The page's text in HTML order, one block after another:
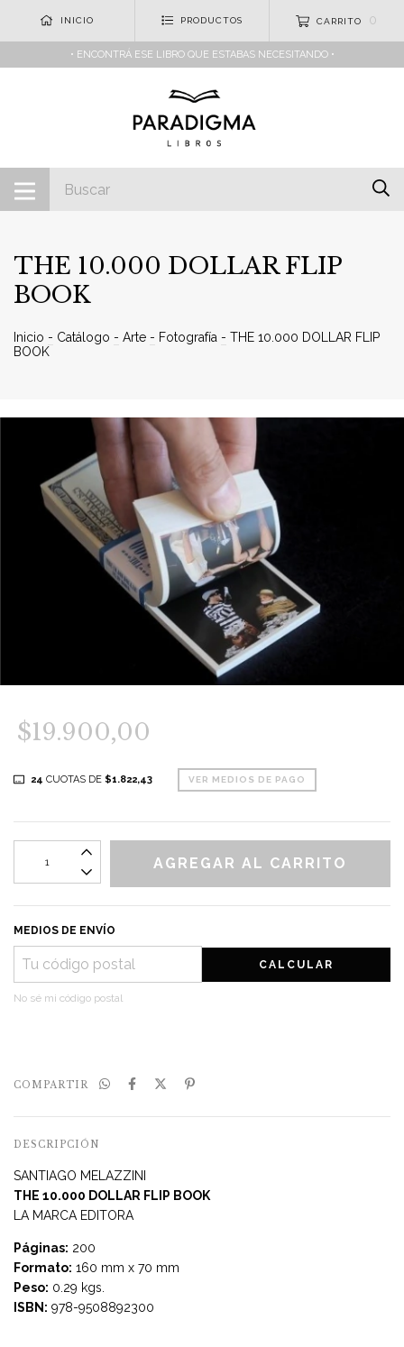
INICIO PRODUCTOS CARRITO 0
• ENCONTRÁ ESE LIBRO QUE ESTABAS NECESITANDO •
THE 10.000 DOLLAR FLIP
BOOK
Inicio - Catálogo - Arte - Fotografía - THE 10.000 DOLLAR FLIP
BOOK
$19.900,00
24 CUOTAS DE$1.822,43 VER MEDIOS DE PAGO
MEDIOS DE ENVÍO
CALCULAR
No sé mi código postal
COMPARTIR
DESCRIPCIÓN
SANTIAGO MELAZZINI
THE 10.000 DOLLAR FLIP BOOK
LA MARCA EDITORA
Páginas: 200
Formato: 160 mm x 70 mm
Peso: 0.29 kgs.
ISBN: 978-9508892300